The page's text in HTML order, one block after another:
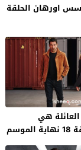
اورهان الحلقة
هي